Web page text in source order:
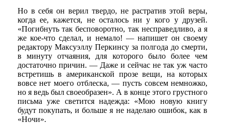
Но в себя он верил твердо, не растратив этой веры,
когда ее, кажется, не осталось ни у кого у друзей.
«Погибнуть так бесповоротно, так несправедливо, а я
же кое-что сделал, и немало! — напишет он своему
редактору Максуэллу Перкинсу за полгода до смерти,
в минуту отчаяния, для которого было более чем
достаточно причин. — Даже и сейчас не так уж часто
встретишь в американской прозе вещи, на которых
вовсе нет моего отблеска, — пусть совсем немножко,
но я ведь был своеобразен». А в конце этого грустного
письма уже светится надежда: «Мою новую книгу
будут покупать, и больше я не наделаю ошибок, как в
«Ночи».